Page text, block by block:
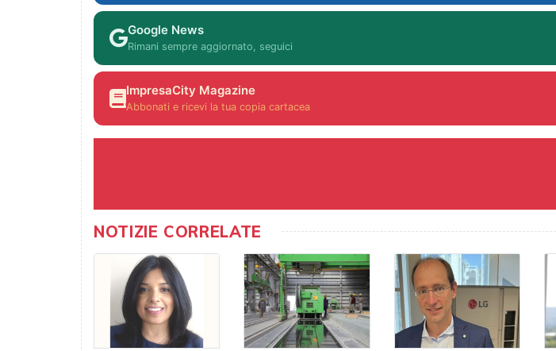
Google News
Rimani sempre aggiornato, seguici
ImpresaCity Magazine
Abbonati e ricevi la tua copia cartacea
NOTIZIE CORRELATE